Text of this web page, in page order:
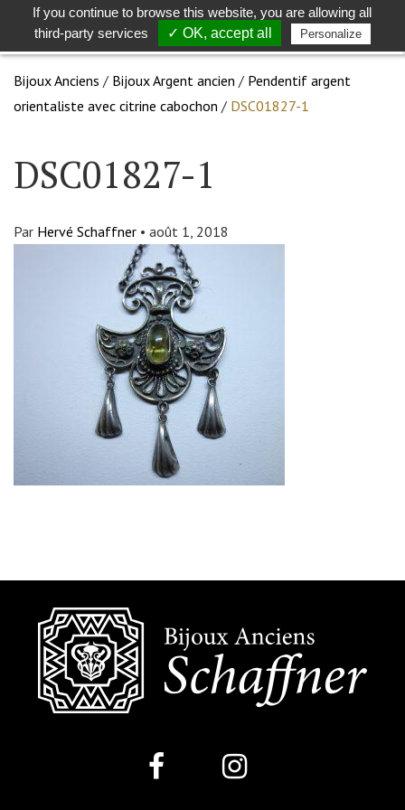
Toggle
search
Bijoux Anciens / Bijoux Argent ancien / Pendentif argent
orientaliste avec citrine cabochon / DSC01827-1
DSC01827-1
Par Hervé Schaffner • août 1, 2018
If you continue to browse this website, you are allowing all
third-party services
✓ OK, accept all Personalize